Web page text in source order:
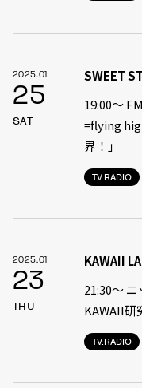
2025.01
25
SAT
TV.RADIO
SWEET
19:00〜
=flying
界！」
2025.01
23
THU
TV.RADIO
KAWAII
21:30〜
KAWAII研